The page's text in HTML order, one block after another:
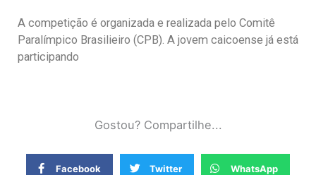
A competição é organizada e realizada pelo Comitê
Paralímpico Brasilieiro (CPB). A jovem caicoense já está
participando
Gostou? Compartilhe...
Facebook Twitter WhatsApp